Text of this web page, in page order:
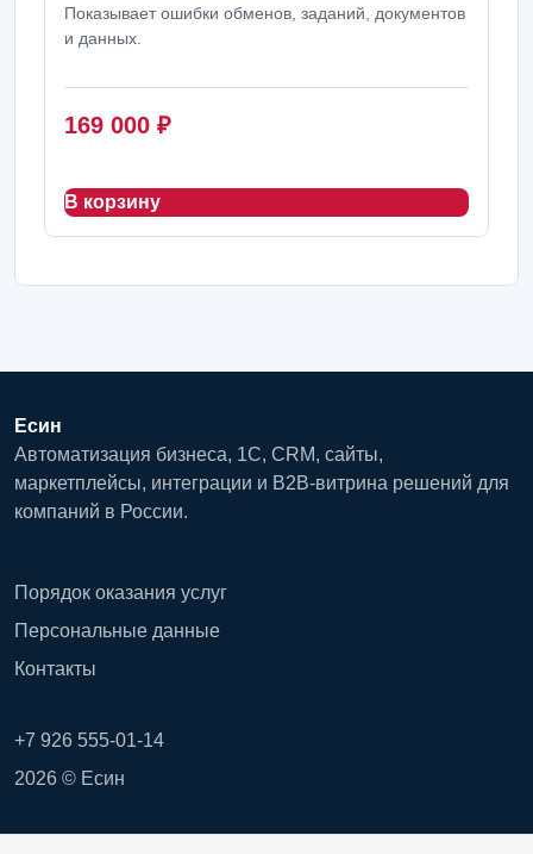
Показывает ошибки обменов, заданий, документов
и данных.
169 000 ₽
В корзину
Есин
Автоматизация бизнеса, 1С, CRM, сайты,
маркетплейсы, интеграции и B2B-витрина решений для
компаний в России.
Порядок оказания услуг
Персональные данные
Контакты
+7 926 555-01-14
2026 © Есин